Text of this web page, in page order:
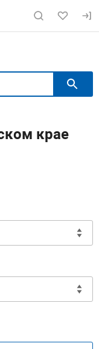
fishretail.ru
крае